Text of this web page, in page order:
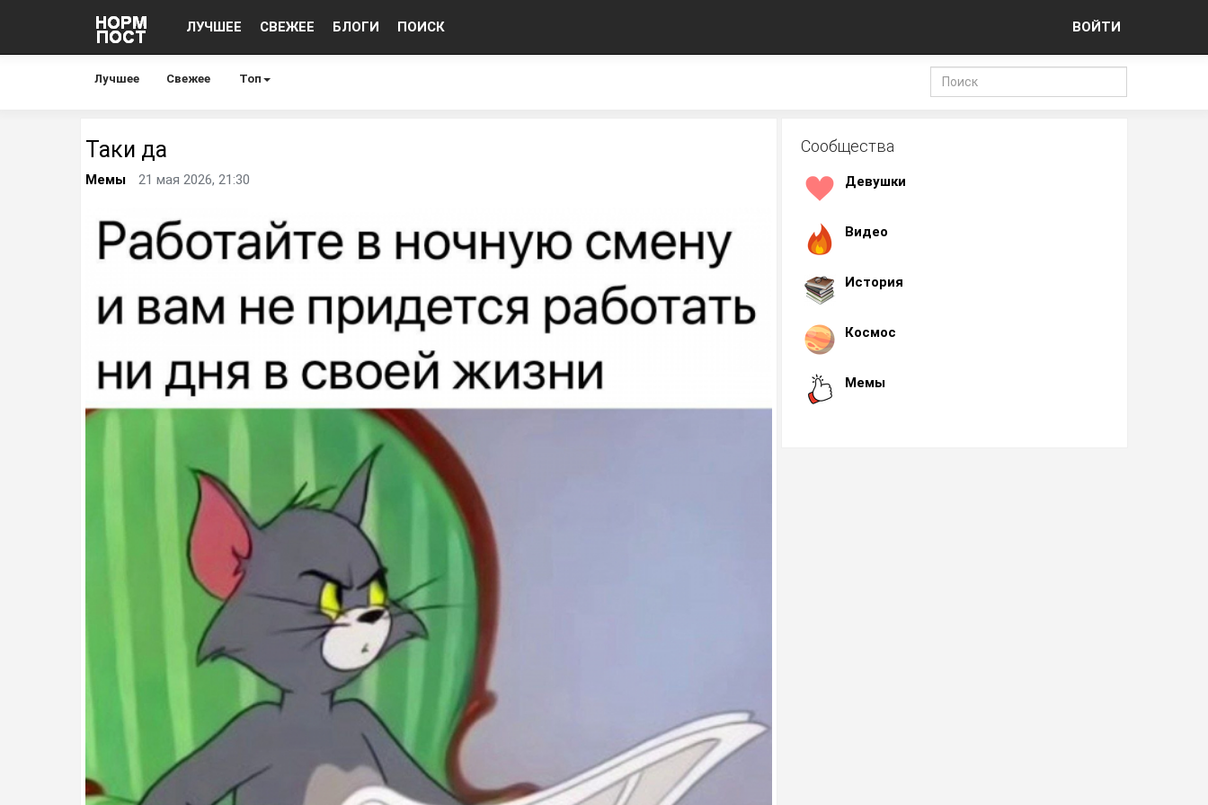
ЛУЧШЕЕ СВЕЖЕЕ БЛОГИ ПОИСК ВОЙТИ
Лучшее Свежее Топ
Таки да
Мемы 21 мая 2026, 21:30
Сообщества
Девушки
Видео
История
Космос
Мемы